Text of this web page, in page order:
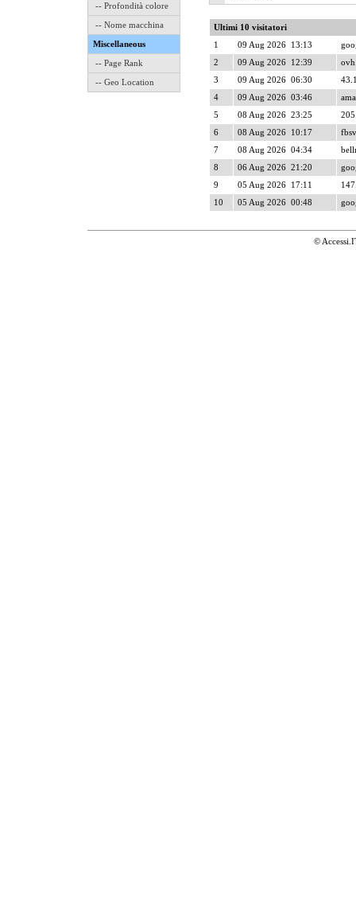
-- Profondità colore
-- Nome macchina
Miscellaneous
-- Page Rank
-- Geo Location
Ultimi 10 visitatori
1
09 Aug 2026 13:13
2
09 Aug 2026 12:39
3
09 Aug 2026 06:30
4
09 Aug 2026 03:46
5
08 Aug 2026 23:25
6
08 Aug 2026 10:17
7
08 Aug 2026 04:34
8
06 Aug 2026 21:20
9
05 Aug 2026 17:11
10
05 Aug 2026 00:48
©